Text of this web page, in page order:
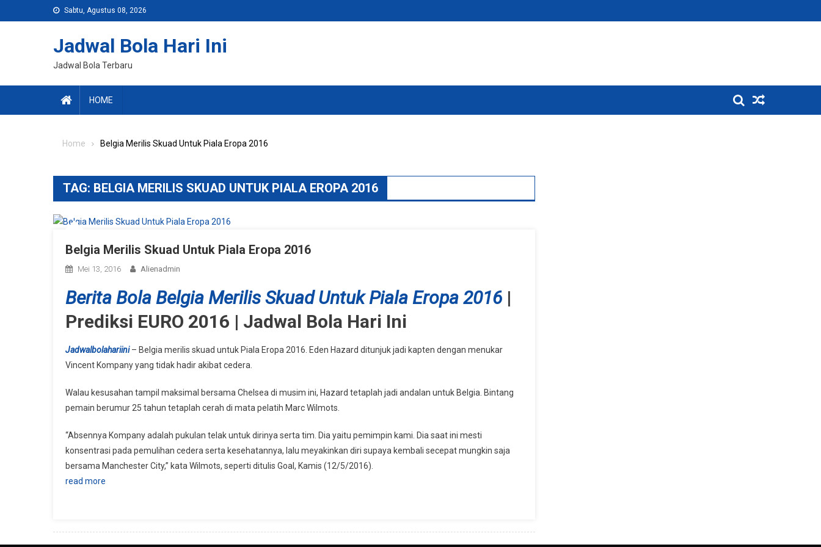
to
Sabtu, Agustus 08, 2026
Jadwal Bola Hari Ini
Jadwal Bola Terbaru
HOME
Home Belgia Merilis Skuad Untuk Piala Eropa 2016
TAG: BELGIA MERILIS SKUAD UNTUK PIALA EROPA 2016
Belgia Merilis Skuad Untuk Piala Eropa 2016
Mei 13, 2016 Alienadmin
Berita Bola Belgia Merilis Skuad Untuk Piala Eropa 2016 |
Prediksi EURO 2016 | Jadwal Bola Hari Ini
Jadwalbolahariini– Belgia merilis skuad untuk Piala Eropa 2016. Eden Hazard ditunjuk jadi kapten dengan menukar
Vincent Kompany yang tidak hadir akibat cedera.
Walau kesusahan tampil maksimal bersama Chelsea di musim ini, Hazard tetaplah jadi andalan untuk Belgia. Bintang
pemain berumur 25 tahun tetaplah cerah di mata pelatih Marc Wilmots.
“Absennya Kompany adalah pukulan telak untuk dirinya serta tim. Dia yaitu pemimpin kami. Dia saat ini mesti
konsentrasi pada pemulihan cedera serta kesehatannya, lalu meyakinkan diri supaya kembali secepat mungkin saja
bersama Manchester City,” kata Wilmots, seperti ditulis Goal, Kamis (12/5/2016).
read more